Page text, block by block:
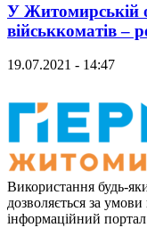
У Житомирській
військкоматів –
19.07.2021 - 14:47
Використання будь-
дозволяється за
інформаційний